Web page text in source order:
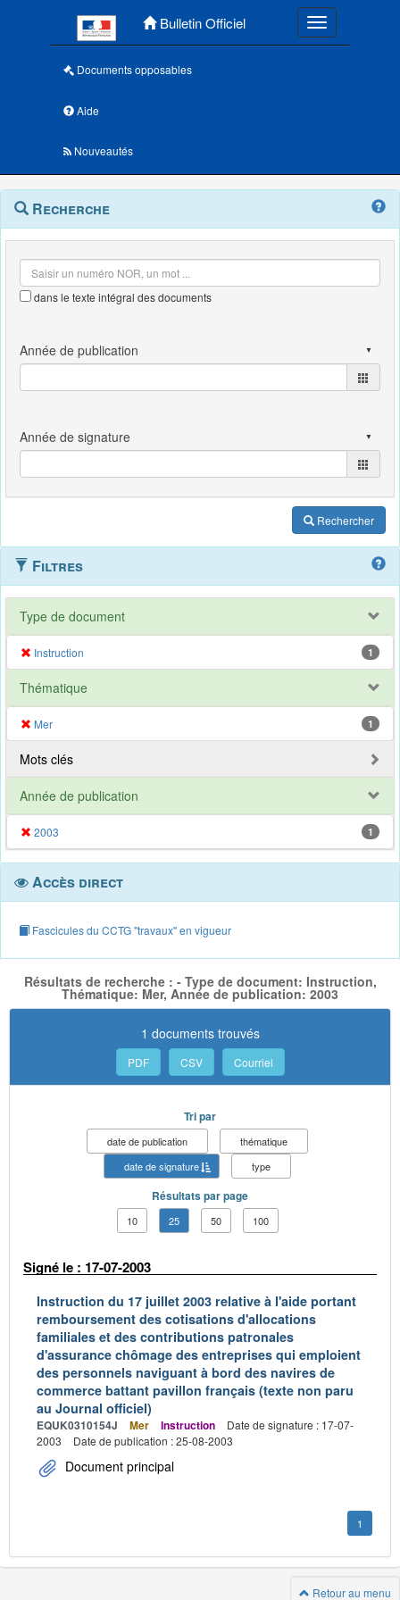
Bulletin Officiel Toggle
Documents opposables
Aide
Nouveautés
Navigation
outils
Menu
contextuel
Recherche
dans le texte intégral des documents
Rechercher
Filtres
Type de document
Instruction 1
Thématique
Mer 1
Mots clés
Année de publication
2003 1
Accès direct
Fascicules du CCTG "travaux" en vigueur
Résultats de recherche : - Type de document: Instruction,
Thématique: Mer, Année de publication: 2003
1 documents trouvés
PDF CSV Courriel
Tri par
date de publication
thématique
date de signature
type
Résultats par page
10 25 50 100
Signé le : 17-07-2003
Instruction du 17 juillet 2003 relative à l'aide portant
remboursement des cotisations d'allocations
familiales et des contributions patronales
d'assurance chômage des entreprises qui emploient
des personnels naviguant à bord des navires de
commerce battant pavillon français (texte non paru
au Journal officiel)
EQUK0310154J Mer Instruction
Date de signature : 17-07-
2003
Date de publication : 25-08-2003
Document principal
1
Retour au menu